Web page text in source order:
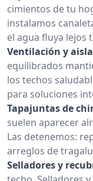
cimientos de tu
instalamos
el agua fluya lejos
Ventilación y
equilibrados
los techos
para soluciones
Tapajuntas de
suelen aparecer
Las detenemos:
arreglos de
Selladores y